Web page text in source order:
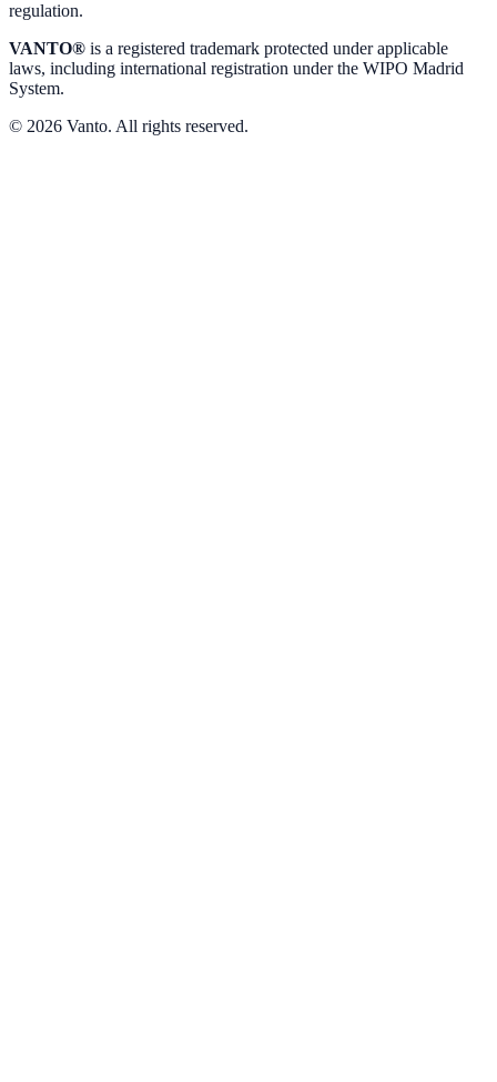
regulation.
VANTO® is a registered trademark protected under applicable
laws, including international registration under the WIPO Madrid
System.
© 2026 Vanto. All rights reserved.